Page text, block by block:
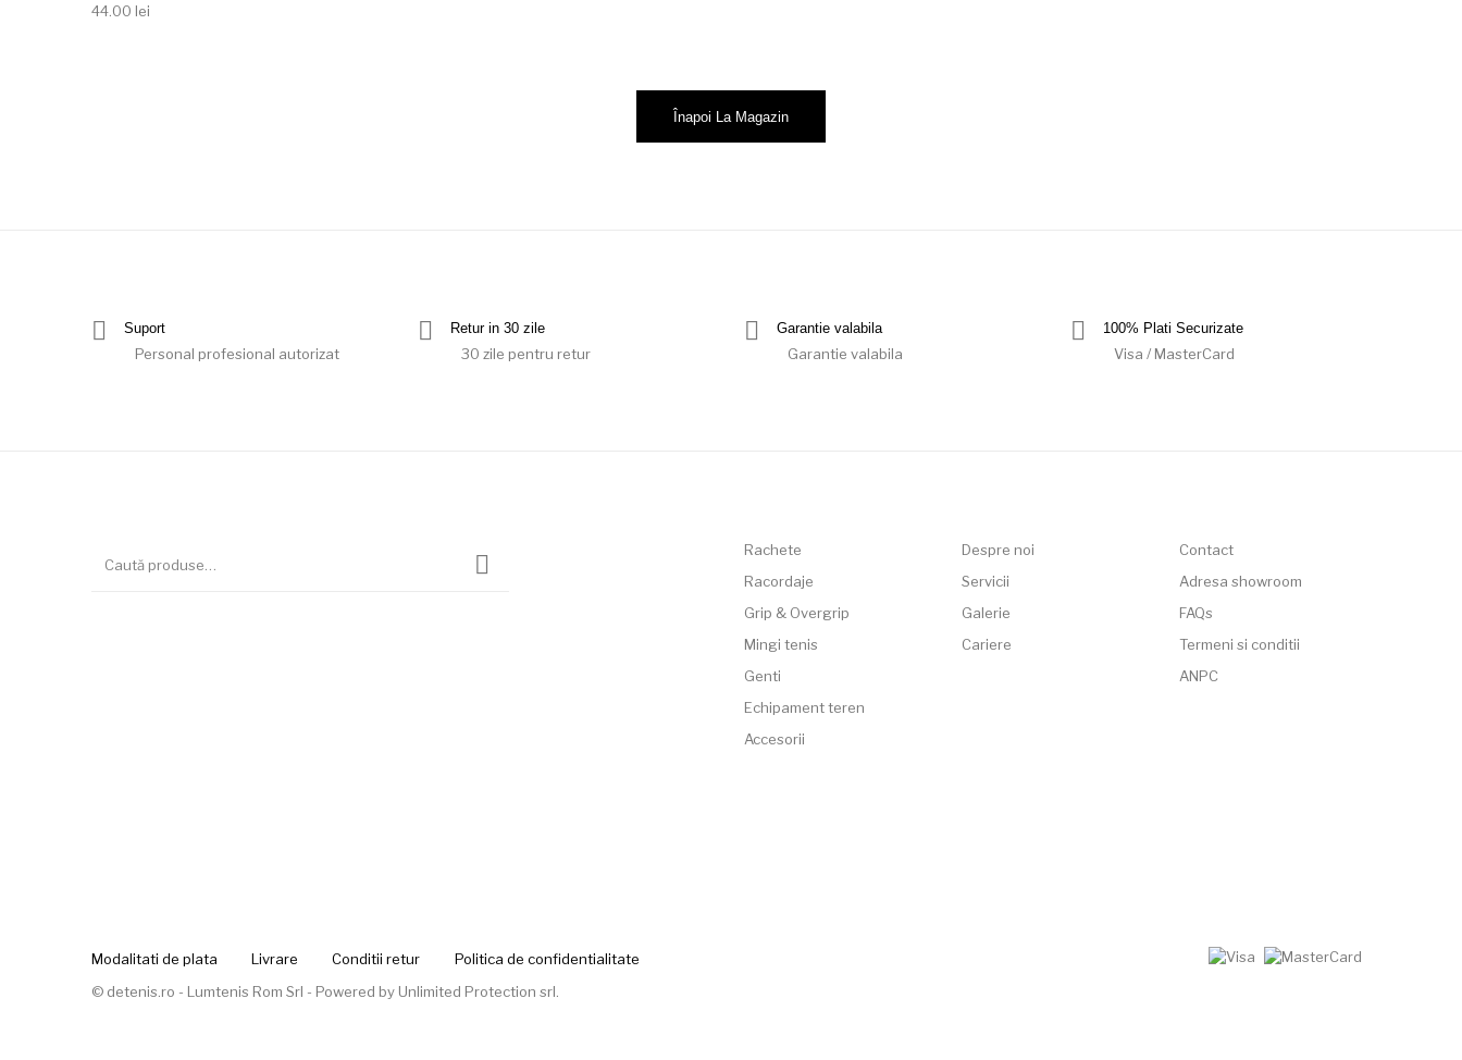
44.00 lei
Înapoi La Magazin
Suport
Personal profesional autorizat
Retur in 30 zile
30 zile pentru retur
Garantie valabila
Garantie valabila
100% Plati Securizate
Visa / MasterCard
Rachete
Racordaje
Grip & Overgrip
Mingi tenis
Genti
Echipament teren
Accesorii
Despre noi
Servicii
Galerie
Cariere
Contact
Adresa showroom
FAQs
Termeni si conditii
ANPC
Modalitati de plata Livrare Conditii retur
Politica de confidentialitate
© detenis.ro - Lumtenis Rom Srl - Powered by Unlimited Protection srl